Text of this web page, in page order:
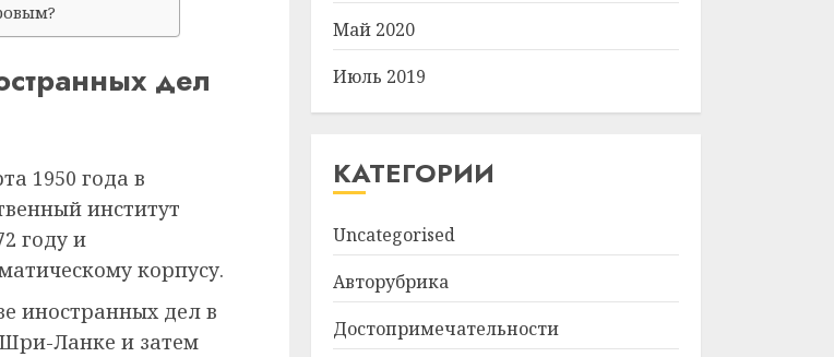
дел
1950 года в
институт
году и
корпусу.
иностранных дел в
Шри-Ланке и затем
Май 2020
Июль 2019
КАТЕГОРИИ
Uncategorised
Авторубрика
Достопримечательности